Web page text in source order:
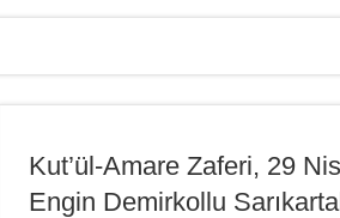
Kut’ül-Amare Zaferi, 29
Engin Demirkollu